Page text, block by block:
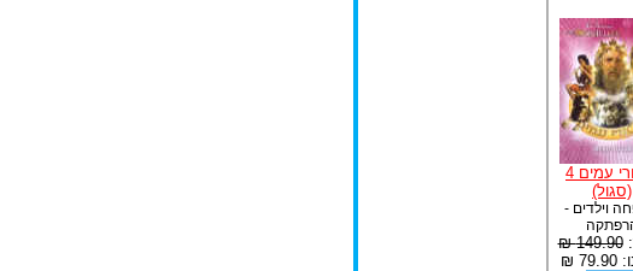
סיפורי עמים 4
(סגול)
וילדים -
149.90 ₪
₪